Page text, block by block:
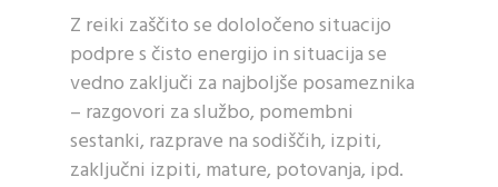
Z reiki zaščito se dololočeno situacijo
podpre s čisto energijo in situacija se
vedno zaključi za najboljše posameznika
– razgovori za službo, pomembni
sestanki, razprave na sodiščih, izpiti,
zaključni izpiti, mature, potovanja, ipd.